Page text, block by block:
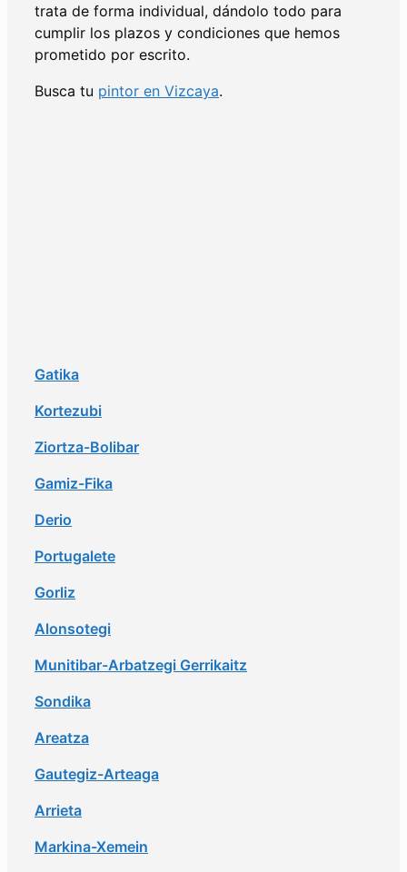
trata de forma individual, dándolo todo para
cumplir los plazos y condiciones que hemos
prometido por escrito.
Busca tu pintor en Vizcaya.
Gatika
Kortezubi
Ziortza-Bolibar
Gamiz-Fika
Derio
Portugalete
Gorliz
Alonsotegi
Munitibar-Arbatzegi Gerrikaitz
Sondika
Areatza
Gautegiz-Arteaga
Arrieta
Markina-Xemein